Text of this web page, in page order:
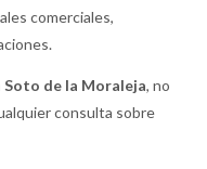
comerciales,
Soto de la Moraleja, no
consulta sobre